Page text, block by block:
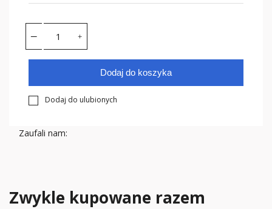
Dodaj do koszyka
Dodaj do ulubionych
Zaufali nam:
Zwykle kupowane razem